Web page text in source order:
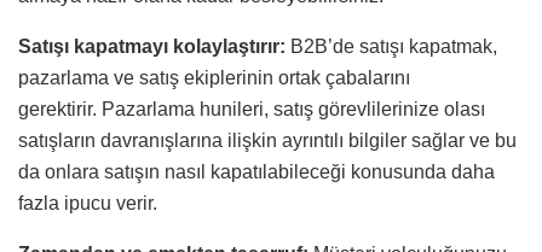
Satışı kapatmayı kolaylaştırır: B2B’de satışı kapatmak,
pazarlama ve satış ekiplerinin ortak çabalarını
gerektirir. Pazarlama hunileri, satış görevlilerinize olası
satışların davranışlarına ilişkin ayrıntılı bilgiler sağlar ve bu
da onlara satışın nasıl kapatılabileceği konusunda daha
fazla ipucu verir.